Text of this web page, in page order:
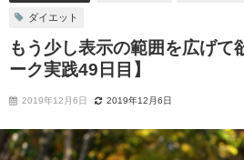
ダイエット
もう少し表示の範囲を広げ
ーク実践49日目】
2019年12月6日 2019年12月6日